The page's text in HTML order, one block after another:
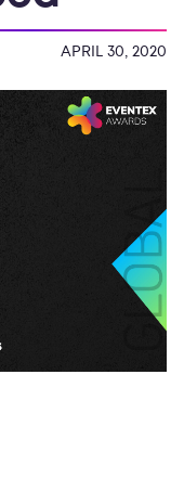
APRIL 30, 2020